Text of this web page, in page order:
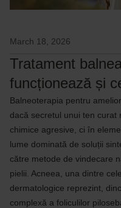
March 18, 2026
Tratament
funcționează și
Balneoterapia pentru
dacă secretul unui ten
chimice agresive, ci în
lume dominată de soluții
către metode de vindecare
pielii. Acneea, una dintre
dermatologice reprezint,
complexă a foliculilor